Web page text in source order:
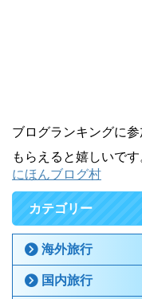
ブログランキングに
もらえると嬉しいです
にほんブログ村
カテゴリー
海外旅行
国内旅行